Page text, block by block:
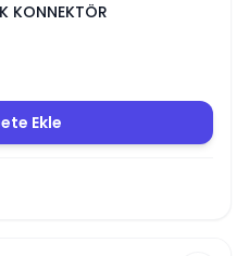
KONNEKTÖR
Ekle